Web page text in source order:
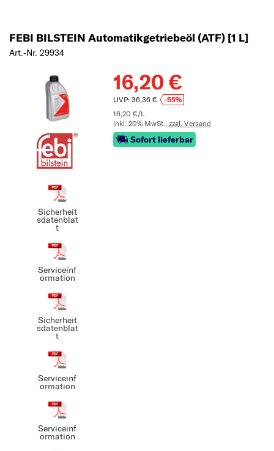
FEBI BILSTEIN Automatikgetriebeöl (ATF) [1 L]
Art.-Nr. 29934
Sicherheit
sdatenblat
t
Serviceinf
ormation
Sicherheit
sdatenblat
t
Serviceinf
ormation
Serviceinf
ormation
16,20 €
UVP: 36,36 €
-55%
16,20 €/L
inkl. 20% MwSt., zzgl. Versand
Sofort lieferbar